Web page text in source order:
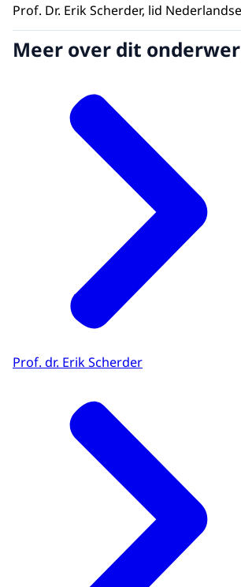
Prof. Dr. Erik Scherder, lid
Meer over dit
Prof. dr. Erik Scherder